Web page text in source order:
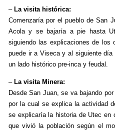
– La visita histórica:
Comenzaría por el pueblo de San
Acola y se bajaría a pie hasta
siguiendo las explicaciones de los
puede ir a Viseca y al siguiente
un lado histórico pre-inca y feudal.
– La visita Minera:
Desde San Juan, se va bajando
por la cual se explica la actividad
se explicaría la historia de Utec en
que vivió la población según el